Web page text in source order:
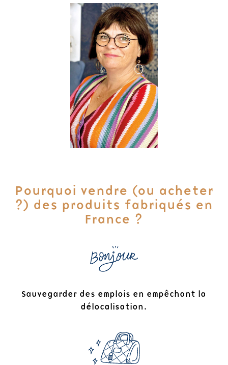
Pourquoi vendre (ou acheter
?) des produits fabriqués en
France ?
Sauvegarder des emplois en empêchant la
délocalisation.